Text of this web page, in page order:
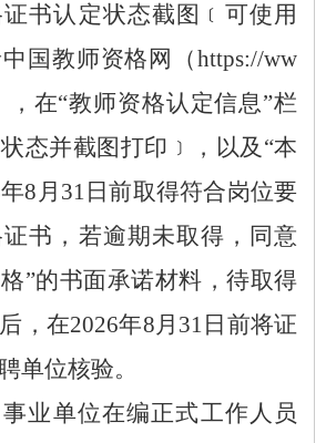
书认定状态截图﹝可使用
国教师资格网（https://ww
，在“教师资格认定信息”栏
态并截图打印﹞，以及“本
8月31日前取得符合岗位要
书，若逾期未取得，同意
”的书面承诺材料，待取得
，在2026年8月31日前将证
单位核验。
业单位在编正式工作人员